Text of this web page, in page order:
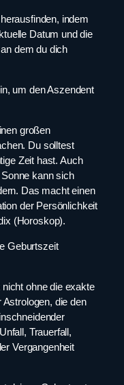
indem
Datum und die
dem du dich
um den Aszendent
großen
Du solltest
Zeit hast. Auch
kann sich
Das macht einen
der Persönlichkeit
(Horoskop).
Geburtszeit
ohne die exakte
die den
Trauerfall,
Vergangenheit